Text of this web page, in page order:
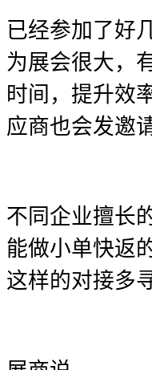
已经参加了好
为展会很大，
时间，提升效
应商也会发邀
不同企业擅长
能做小单快返
这样的对接多